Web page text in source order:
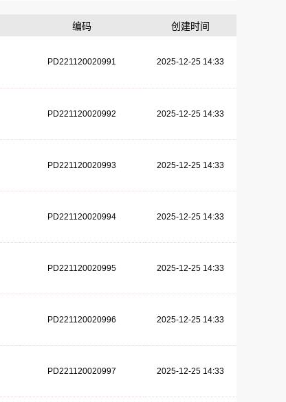
编码 创建时间
PD221120020991 2025-12-25 14:33
PD221120020992 2025-12-25 14:33
PD221120020993 2025-12-25 14:33
PD221120020994 2025-12-25 14:33
PD221120020995 2025-12-25 14:33
PD221120020996 2025-12-25 14:33
PD221120020997 2025-12-25 14:33